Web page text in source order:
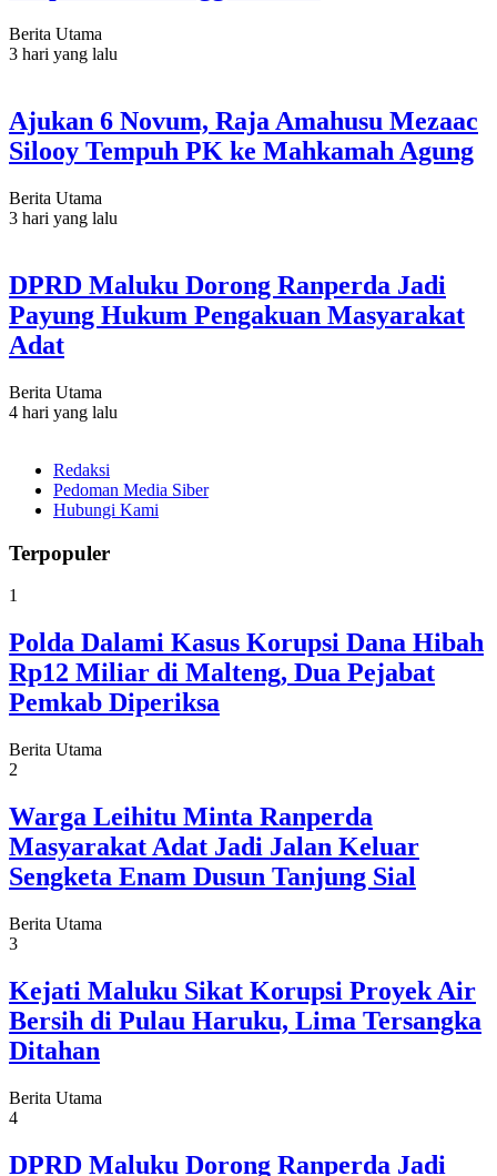
Berita Utama
3 hari yang lalu
Ajukan 6 Novum, Raja Amahusu Mezaac
Silooy Tempuh PK ke Mahkamah Agung
Berita Utama
3 hari yang lalu
DPRD Maluku Dorong Ranperda Jadi
Payung Hukum Pengakuan Masyarakat
Adat
Berita Utama
4 hari yang lalu
Redaksi
Pedoman Media Siber
Hubungi Kami
Terpopuler
1
Polda Dalami Kasus Korupsi Dana Hibah
Rp12 Miliar di Malteng, Dua Pejabat
Pemkab Diperiksa
Berita Utama
2
Warga Leihitu Minta Ranperda
Masyarakat Adat Jadi Jalan Keluar
Sengketa Enam Dusun Tanjung Sial
Berita Utama
3
Kejati Maluku Sikat Korupsi Proyek Air
Bersih di Pulau Haruku, Lima Tersangka
Ditahan
Berita Utama
4
DPRD Maluku Dorong Ranperda Jadi